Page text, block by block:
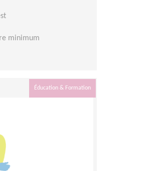
minimum
Éducation & Formation